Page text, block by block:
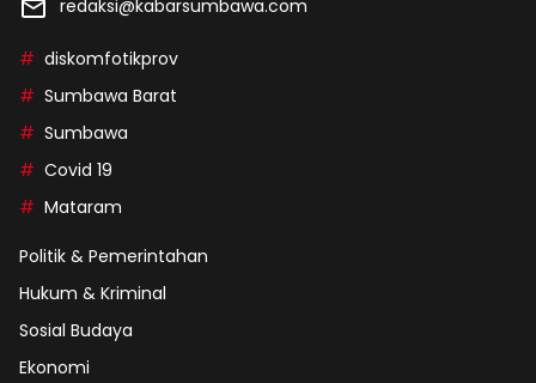
redaksi@kabarsumbawa.com
diskomfotikprov
Sumbawa Barat
Sumbawa
Covid 19
Mataram
Politik & Pemerintahan
Hukum & Kriminal
Sosial Budaya
Ekonomi